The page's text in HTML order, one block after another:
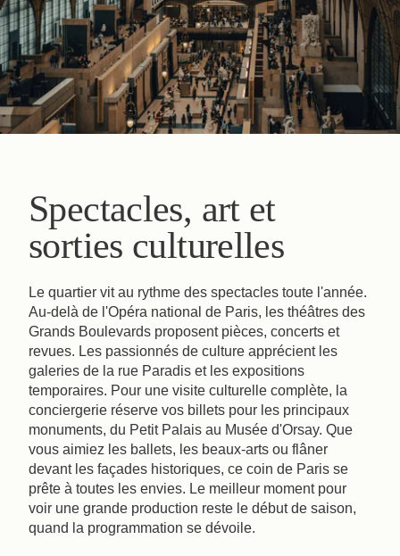
Spectacles, art et
sorties culturelles
Le quartier vit au rythme des spectacles toute l'année.
Au-delà de l'Opéra national de Paris, les théâtres des
Grands Boulevards proposent pièces, concerts et
revues. Les passionnés de culture apprécient les
galeries de la rue Paradis et les expositions
temporaires. Pour une visite culturelle complète, la
conciergerie réserve vos billets pour les principaux
monuments, du Petit Palais au Musée d'Orsay. Que
vous aimiez les ballets, les beaux-arts ou flâner
devant les façades historiques, ce coin de Paris se
prête à toutes les envies. Le meilleur moment pour
voir une grande production reste le début de saison,
quand la programmation se dévoile.